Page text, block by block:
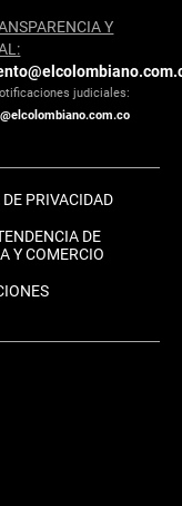
Y
judiciales:
PRIVACIDAD
DE
Y COMERCIO